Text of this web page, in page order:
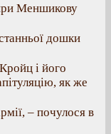
Меншикову
дошки
і його
як же
– почулося в